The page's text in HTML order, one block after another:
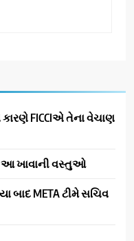
કારણે FICCIએ તેના વેચાણ
આ ખાવાની વસ્તુઓ
બાદ META ટીમે સચિવ